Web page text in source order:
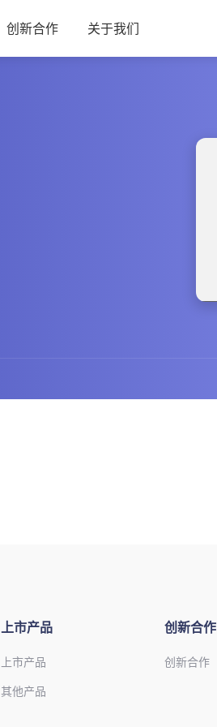
创新合作 关于我们
上市产品
上市产品
其他产品
创新合作
创新合作